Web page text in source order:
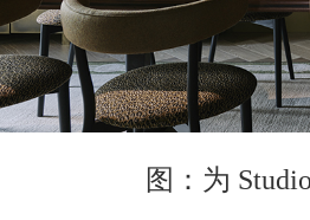
图：为